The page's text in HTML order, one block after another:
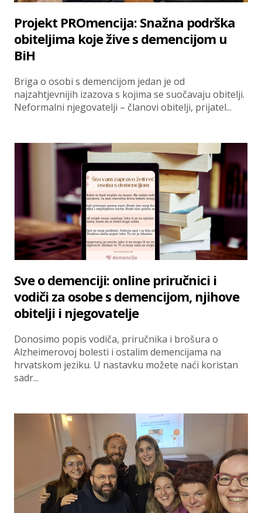
Projekt PROmencija: Snažna podrška
obiteljima koje žive s demencijom u
BiH
Briga o osobi s demencijom jedan je od
najzahtjevnijih izazova s kojima se suočavaju obitelji.
Neformalni njegovatelji – članovi obitelji, prijatel...
Sve o demenciji: online priručnici i
vodiči za osobe s demencijom, njihove
obitelji i njegovatelje
Donosimo popis vodiča, priručnika i brošura o
Alzheimerovoj bolesti i ostalim demencijama na
hrvatskom jeziku. U nastavku možete naći koristan
sadr...